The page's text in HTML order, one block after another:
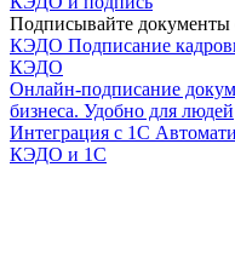
Подписывайте документы
КЭДО Подписание
КЭДО
Онлайн-подписание
бизнеса. Удобно для людей
Интеграция с 1С
КЭДО и 1С